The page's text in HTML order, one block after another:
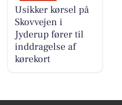
Usikker kørsel på
Skovvejen i
Jyderup fører til
inddragelse af
kørekort